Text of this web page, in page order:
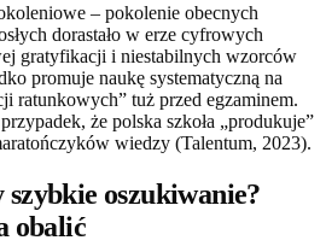
– pokolenie obecnych
dorastało w erze cyfrowych
gratyfikacji i niestabilnych wzorców
promuje naukę systematyczną na
ratunkowych” tuż przed egzaminem.
że polska szkoła „produkuje”
wiedzy (Talentum, 2023).
szybkie oszukiwanie?
obalić